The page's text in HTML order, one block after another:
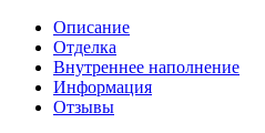
Описание
Отделка
Внутреннее наполнение
Информация
Отзывы